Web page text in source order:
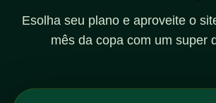
Esolha seu plano e aproveite o
mês da copa com um super